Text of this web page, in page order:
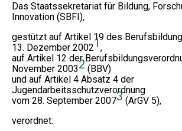
Das Staatssekretariat für Bildung,
Innovation (SBFI),
gestützt auf Artikel 19 des
13. Dezember 20021,
auf Artikel 12 der
November 20032 (BBV)
und auf Artikel 4 Absatz 4 der
Jugendarbeitsschutzverordnung
vom 28. September 20073 (ArGV 5),
verordnet: